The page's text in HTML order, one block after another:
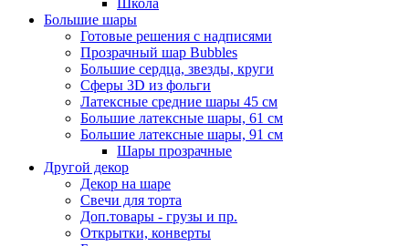
Школа
Большие шары
Готовые решения с надписями
Прозрачный шар Bubbles
Большие сердца, звезды, круги
Сферы 3D из фольги
Латексные средние шары 45 см
Большие латексные шары, 61 см
Большие латексные шары, 91 см
Шары прозрачные
Другой декор
Декор на шаре
Свечи для торта
Доп.товары - грузы и пр.
Открытки, конверты